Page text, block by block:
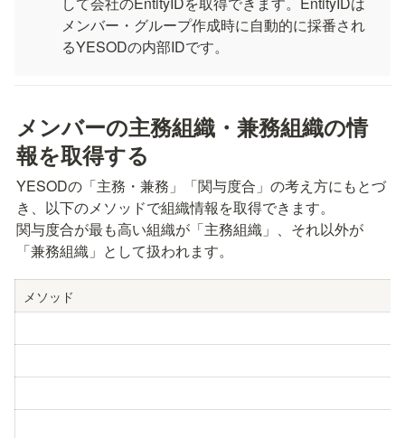
メンバー・グループ作成時に自動的に採番され
るYESODの内部IDです。
メンバーの主務組織・兼務組織の情
報を取得する
YESODの「主務・兼務」「関与度合」の考え方にもとづ
き、以下のメソッドで組織情報を取得できます。
関与度合が最も高い組織が「主務組織」、それ以外が
「兼務組織」として扱われます。
メソッド